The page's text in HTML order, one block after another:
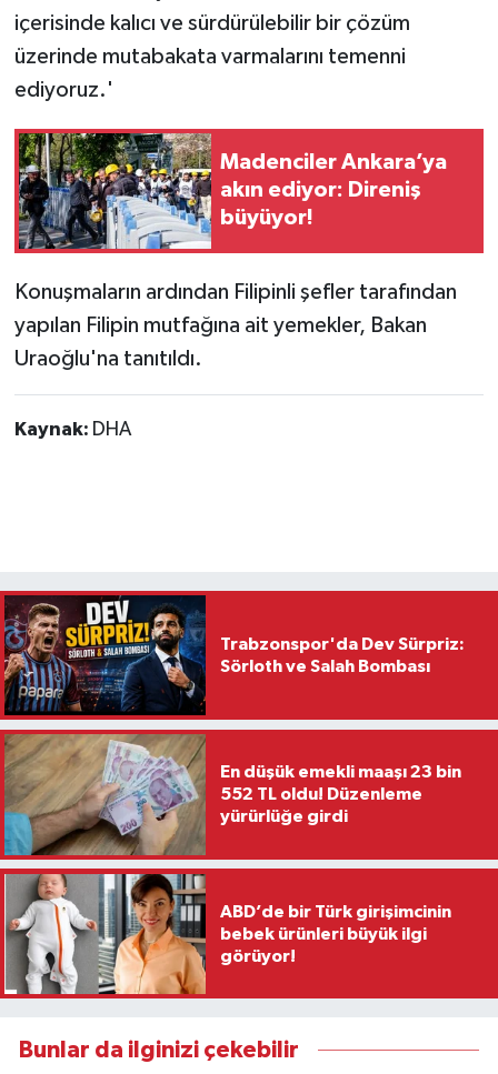
içerisinde kalıcı ve sürdürülebilir bir çözüm
üzerinde mutabakata varmalarını temenni
ediyoruz.'
Madenciler Ankara’ya
akın ediyor: Direniş
büyüyor!
Konuşmaların ardından Filipinli şefler tarafından
yapılan Filipin mutfağına ait yemekler, Bakan
Uraoğlu'na tanıtıldı.
Kaynak: DHA
Trabzonspor'da Dev Sürpriz:
Sörloth ve Salah Bombası
En düşük emekli maaşı 23 bin
552 TL oldu! Düzenleme
yürürlüğe girdi
ABD’de bir Türk girişimcinin
bebek ürünleri büyük ilgi
görüyor!
Bunlar da ilginizi çekebilir